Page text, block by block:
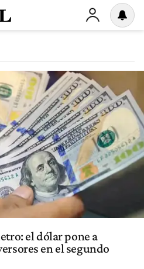
el dólar pone a
en el segundo